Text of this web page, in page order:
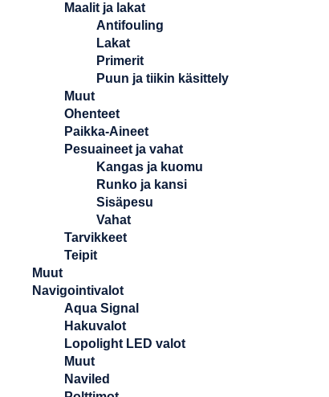
Maalit ja lakat
Antifouling
Lakat
Primerit
Puun ja tiikin käsittely
Muut
Ohenteet
Paikka-Aineet
Pesuaineet ja vahat
Kangas ja kuomu
Runko ja kansi
Sisäpesu
Vahat
Tarvikkeet
Teipit
Muut
Navigointivalot
Aqua Signal
Hakuvalot
Lopolight LED valot
Muut
Naviled